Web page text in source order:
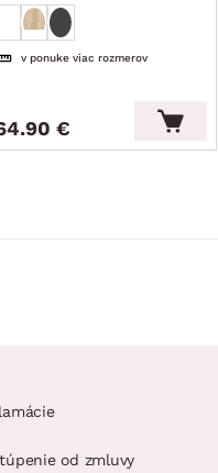
v ponuke viac rozmerov
€
od zmluvy